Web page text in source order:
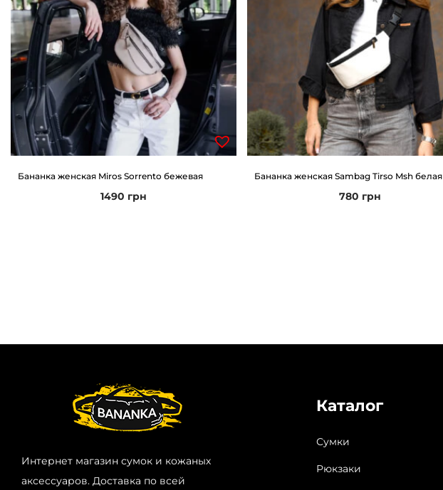
Бананка женская Miros Sorrento бежевая
1490 грн
Бананка женская Sambag Tirso Msh белая
780 грн
Интернет магазин сумок и кожаных
аксессуаров. Доставка по всей
Каталог
Сумки
Рюкзаки